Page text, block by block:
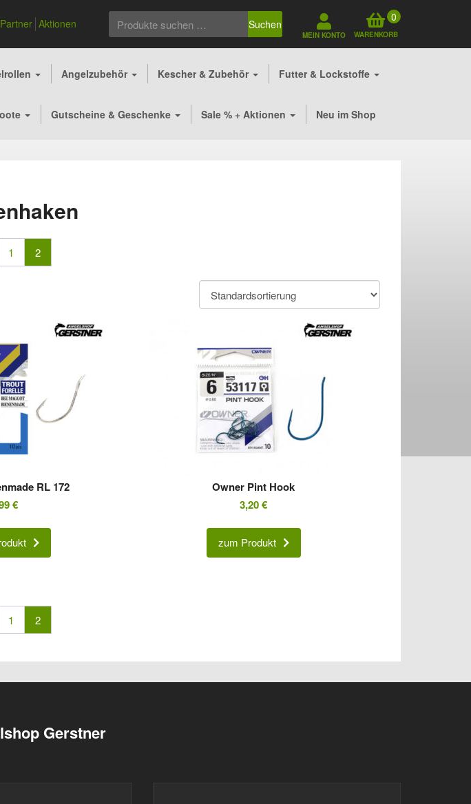
Partner Aktionen
nach:
Suchen
MEIN KONTO
0
WARENKORB
Angelzubehör Kescher & Zubehör Futter & Lockstoffe
Gutscheine & Geschenke Sale % + Aktionen Neu im Shop
1 2
RL 172
€
Owner Pint Hook
3,20€
zum Produkt
1 2
Gerstner